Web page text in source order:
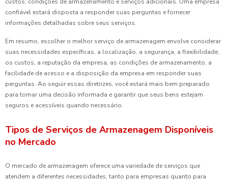
confiável estará disposta a responder suas perguntas e fornecer
informações detalhadas sobre seus serviços.
Em resumo, escolher o melhor serviço de armazenagem envolve considerar
suas necessidades específicas, a localização, a segurança, a flexibilidade,
os custos, a reputação da empresa, as condições de armazenamento, a
facilidade de acesso e a disposição da empresa em responder suas
perguntas. Ao seguir essas diretrizes, você estará mais bem preparado
para tomar uma decisão informada e garantir que seus bens estejam
seguros e acessíveis quando necessário.
Tipos de Serviços de Armazenagem Disponíveis
no Mercado
O mercado de armazenagem oferece uma variedade de serviços que
atendem a diferentes necessidades, tanto para empresas quanto para